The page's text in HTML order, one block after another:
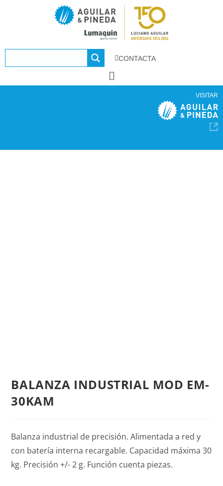
CONTACTA
VISITAR
BALANZA INDUSTRIAL MOD EM-
30KAM
Balanza industrial de precisión. Alimentada a red y
con batería interna recargable. Capacidad máxima 30
kg. Precisión +/- 2 g. Función cuenta piezas.